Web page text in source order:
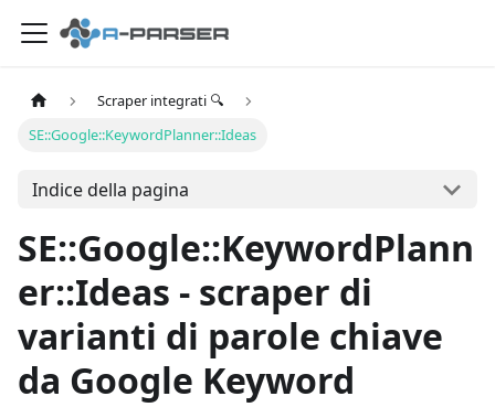
Scraper integrati 🔍
SE::Google::KeywordPlanner::Ideas
Indice della pagina
SE::Google::KeywordPlann
er::Ideas - scraper di
varianti di parole chiave
da Google Keyword